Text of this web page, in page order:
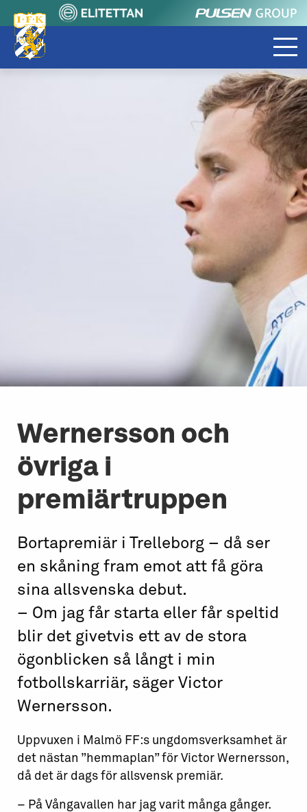
Wernersson och
övriga i
premiärtruppen
Bortapremiär i Trelleborg – då ser
en skåning fram emot att få göra
sina allsvenska debut.
– Om jag får starta eller får speltid
blir det givetvis ett av de stora
ögonblicken så långt i min
fotbollskarriär, säger Victor
Wernersson.
Uppvuxen i Malmö FF:s ungdomsverksamhet är
det nästan ”hemmaplan” för Victor Wernersson,
då det är dags för allsvensk premiär.
– På Vångavallen har jag varit många gånger.